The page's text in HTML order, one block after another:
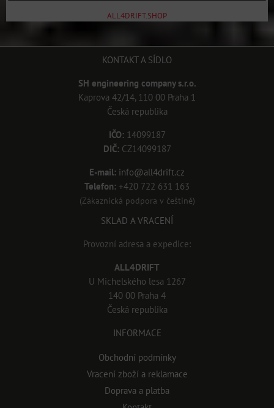
ALL4DRIFT.SHOP
KONTAKT A SÍDLO
SH engineering company s.r.o.
Kaprova 42/14, 110 00 Praha 1
Česká republika
IČO:14099187
DIČ:CZ14099187
E-mail: info@all4drift.cz
Telefon: +420 722 631 163
(Zákaznická podpora v češtině)
SKLAD A VRACENÍ
Provozní adresa a expedice:
ALL4DRIFT
U Michelského lesa 1267
140 00 Praha 4
Česká republika
INFORMACE
Obchodní podmínky
Vracení zboží a reklamace
Doprava a platba